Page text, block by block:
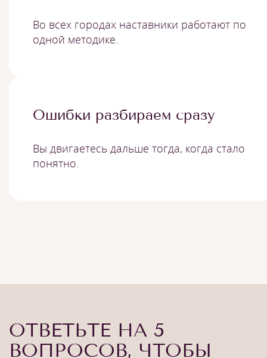
Во всех городах наставники работают по
одной методике.
Ошибки разбираем сразу
Вы двигаетесь дальше тогда, когда стало
понятно.
ОТВЕТЬТЕ НА 5
ВОПРОСОВ, ЧТОБЫ